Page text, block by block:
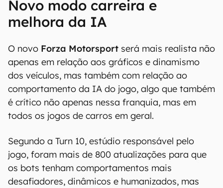
Novo modo carreira e
melhora da IA
O novo Forza Motorsport será mais realista não
apenas em relação aos gráficos e dinamismo
dos veículos, mas também com relação ao
comportamento da IA do jogo, algo que também
é crítico não apenas nessa franquia, mas em
todos os jogos de carros em geral.
Segundo a Turn 10, estúdio responsável pelo
jogo, foram mais de 800 atualizações para que
os bots tenham comportamentos mais
desafiadores, dinâmicos e humanizados, mas